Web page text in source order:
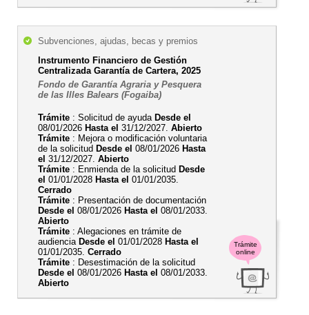
Trámite
online
Subvenciones, ajudas, becas y premios
Instrumento Financiero de Gestión
Centralizada Garantía de Cartera, 2025
Fondo de Garantía Agraria y Pesquera
de las Illes Balears (Fogaiba)
Trámite : Solicitud de ayuda Desde el
08/01/2026 Hasta el 31/12/2027. Abierto
Trámite : Mejora o modificación voluntaria
de la solicitud Desde el 08/01/2026 Hasta
el 31/12/2027. Abierto
Trámite : Enmienda de la solicitud Desde
el 01/01/2028 Hasta el 01/01/2035.
Cerrado
Trámite : Presentación de documentación
Desde el 08/01/2026 Hasta el 08/01/2033.
Abierto
Trámite : Alegaciones en trámite de
audiencia Desde el 01/01/2028 Hasta el
01/01/2035. Cerrado
Trámite : Desestimación de la solicitud
Desde el 08/01/2026 Hasta el 08/01/2033.
Abierto